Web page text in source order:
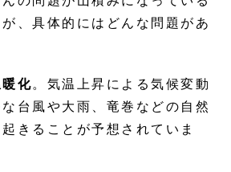
、具体的にはどんな問題があ
化。気温上昇による気候変動
台風や大雨、竜巻などの自然
きることが予想されていま